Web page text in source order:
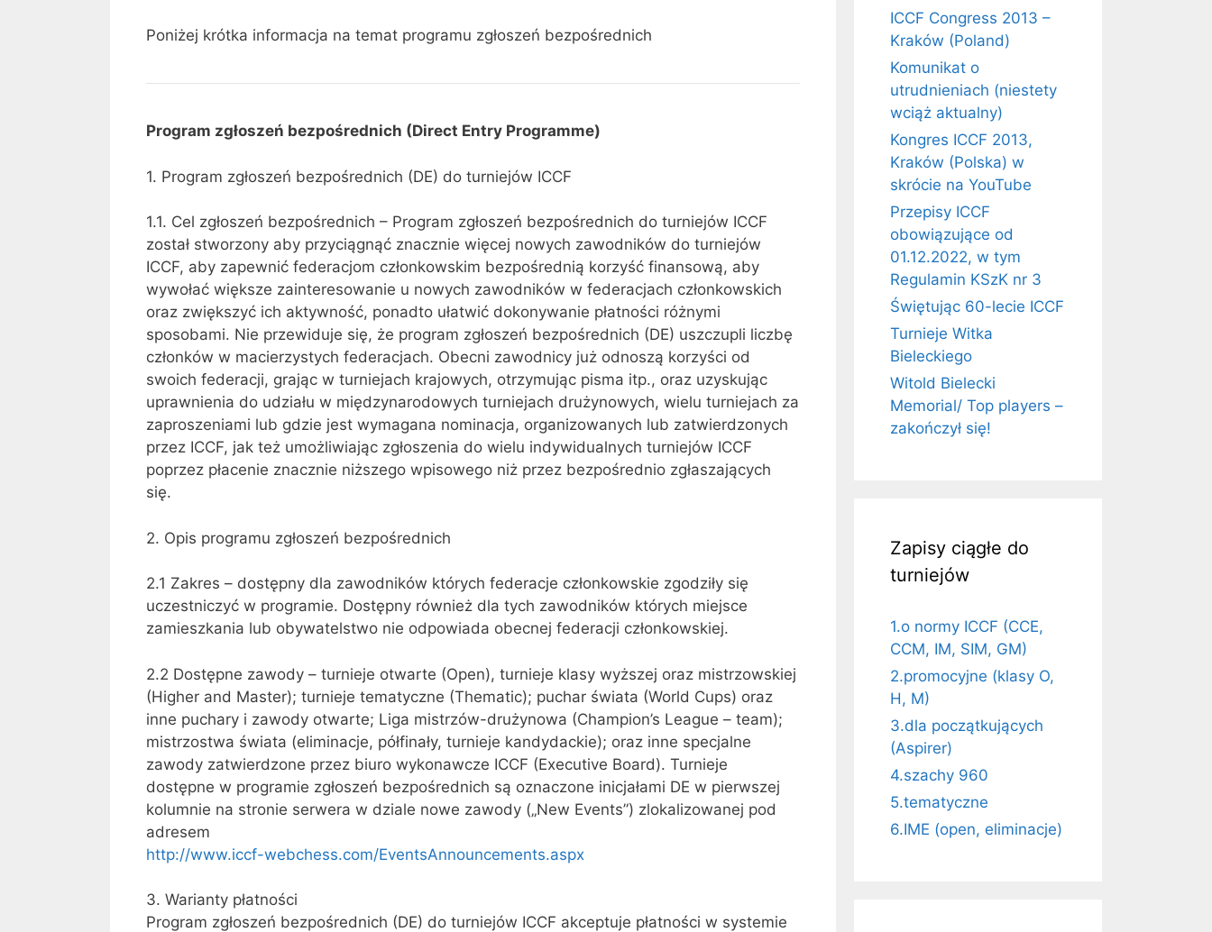
Poniżej krótka informacja na temat programu zgłoszeń bezpośrednich
Program zgłoszeń bezpośrednich (Direct Entry Programme)
1. Program zgłoszeń bezpośrednich (DE) do turniejów ICCF
1.1. Cel zgłoszeń bezpośrednich – Program zgłoszeń bezpośrednich do turniejów ICCF
został stworzony aby przyciągnąć znacznie więcej nowych zawodników do turniejów
ICCF, aby zapewnić federacjom członkowskim bezpośrednią korzyść finansową, aby
wywołać większe zainteresowanie u nowych zawodników w federacjach członkowskich
oraz zwiększyć ich aktywność, ponadto ułatwić dokonywanie płatności różnymi
sposobami. Nie przewiduje się, że program zgłoszeń bezpośrednich (DE) uszczupli liczbę
członków w macierzystych federacjach. Obecni zawodnicy już odnoszą korzyści od
swoich federacji, grając w turniejach krajowych, otrzymując pisma itp., oraz uzyskując
uprawnienia do udziału w międzynarodowych turniejach drużynowych, wielu turniejach za
zaproszeniami lub gdzie jest wymagana nominacja, organizowanych lub zatwierdzonych
przez ICCF, jak też umożliwiając zgłoszenia do wielu indywidualnych turniejów ICCF
poprzez płacenie znacznie niższego wpisowego niż przez bezpośrednio zgłaszających
się.
2. Opis programu zgłoszeń bezpośrednich
2.1 Zakres – dostępny dla zawodników których federacje członkowskie zgodziły się
uczestniczyć w programie. Dostępny również dla tych zawodników których miejsce
zamieszkania lub obywatelstwo nie odpowiada obecnej federacji członkowskiej.
2.2 Dostępne zawody – turnieje otwarte (Open), turnieje klasy wyższej oraz mistrzowskiej
(Higher and Master); turnieje tematyczne (Thematic); puchar świata (World Cups) oraz
inne puchary i zawody otwarte; Liga mistrzów-drużynowa (Champion’s League – team);
mistrzostwa świata (eliminacje, półfinały, turnieje kandydackie); oraz inne specjalne
zawody zatwierdzone przez biuro wykonawcze ICCF (Executive Board). Turnieje
dostępne w programie zgłoszeń bezpośrednich są oznaczone inicjałami DE w pierwszej
kolumnie na stronie serwera w dziale nowe zawody („New Events”) zlokalizowanej pod
adresem
http://www.iccf-webchess.com/EventsAnnouncements.aspx
3. Warianty płatności
Program zgłoszeń bezpośrednich (DE) do turniejów ICCF akceptuje płatności w systemie
ICCF Congress 2013 –
Kraków (Poland)
Komunikat o
utrudnieniach (niestety
wciąż aktualny)
Kongres ICCF 2013,
Kraków (Polska) w
skrócie na YouTube
Przepisy ICCF
obowiązujące od
01.12.2022, w tym
Regulamin KSzK nr 3
Świętując 60-lecie ICCF
Turnieje Witka
Bieleckiego
Witold Bielecki
Memorial/ Top players –
zakończył się!
Zapisy ciągłe do
turniejów
1.o normy ICCF (CCE,
CCM, IM, SIM, GM)
2.promocyjne (klasy O,
H, M)
3.dla początkujących
(Aspirer)
4.szachy 960
5.tematyczne
6.IME (open, eliminacje)